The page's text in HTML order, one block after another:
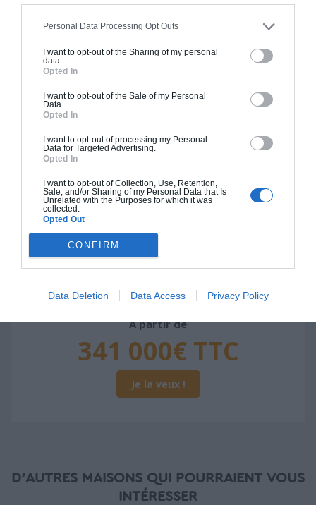
Personal Data Processing Opt Outs
I want to opt-out of the Sharing of my personal
data.
Opted In
I want to opt-out of the Sale of my Personal
Data.
Opted In
I want to opt-out of processing my Personal
Data for Targeted Advertising.
Opted In
I want to opt-out of Collection, Use, Retention,
Sale, and/or Sharing of my Personal Data that Is
Unrelated with the Purposes for which it was
collected.
Opted Out
CONFIRM
Data Deletion Data Access Privacy Policy
clôture.
À partir de
296 000€ TTC
Construction BBC
Chiffrage estimatif pour : Fondations et normes
standards. Construction en bloc coffrant isolant
(RT 2020). Finitions haut de gamme. Le prix "clé
en main" inclut le gros oeuvre et le second
piscine, jardin et clôture.
À partir de
341 000€ TTC
Je la veux !
D'AUTRES MAISONS QUI POURRAIENT VOUS
INTÉRESSER